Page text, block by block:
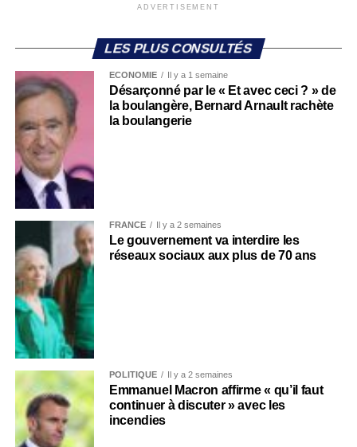
ADVERTISEMENT
LES PLUS CONSULTÉS
ECONOMIE Il y a 1 semaine
Désarçonné par le « Et avec ceci ? » de
la boulangère, Bernard Arnault rachète
la boulangerie
FRANCE Il y a 2 semaines
Le gouvernement va interdire les
réseaux sociaux aux plus de 70 ans
POLITIQUE Il y a 2 semaines
Emmanuel Macron affirme « qu’il faut
continuer à discuter » avec les
incendies